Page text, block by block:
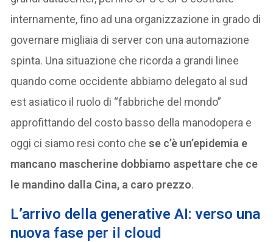
internamente, fino ad una organizzazione in grado di
governare migliaia di server con una automazione
spinta. Una situazione che ricorda a grandi linee
quando come occidente abbiamo delegato al sud
est asiatico il ruolo di “fabbriche del mondo”
approfittando del costo basso della manodopera e
oggi ci siamo resi conto chese c’è un’epidemia e
mancano mascherine dobbiamo aspettare che ce
le mandino dalla Cina, a caro prezzo.
L’arrivo della generative AI: verso una
nuova fase per il cloud